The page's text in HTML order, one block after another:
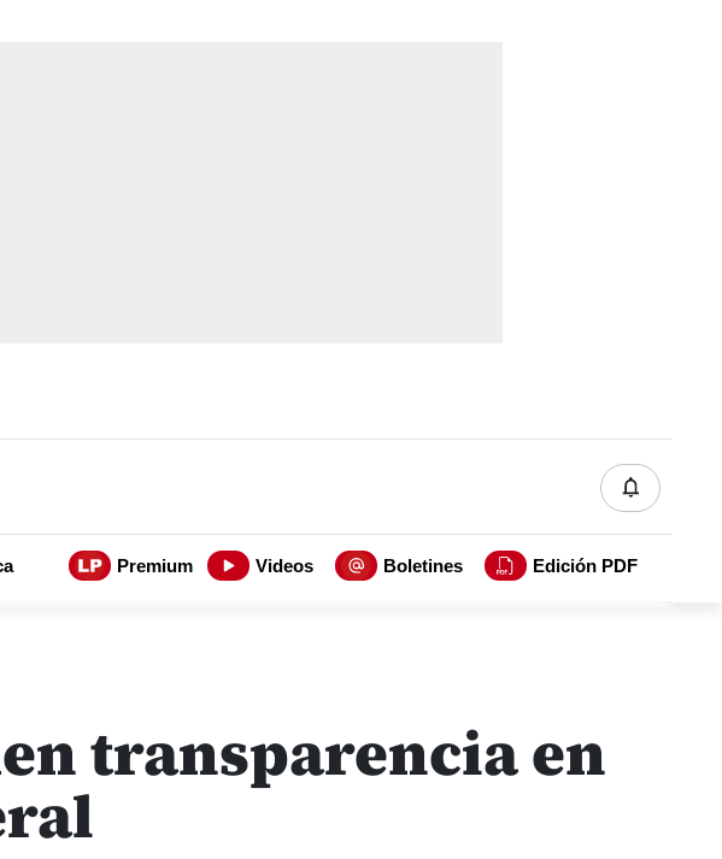
Premium Videos Boletines Edición PDF
transparencia en